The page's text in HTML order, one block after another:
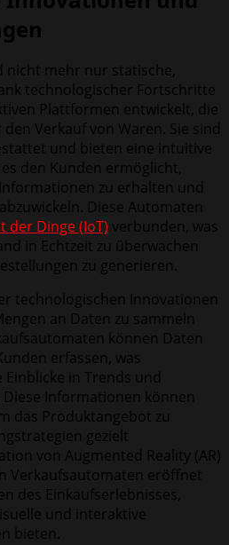
nicht mehr nur statische,
technologischer Fortschritte
Plattformen entwickelt, die
Verkauf von Waren. Sie sind
und bieten eine intuitive
den Kunden ermöglicht,
zu erhalten und
Diese Automaten
der Dinge (IoT) verbunden, was
in Echtzeit zu überwachen
zu generieren.
technologischen Innovationen
an Daten zu sammeln
können Daten
erfassen, was
in Trends und
Informationen können
das Produktangebot zu
gezielt
von Augmented Reality (AR)
Verkaufsautomaten eröffnet
des Einkaufserlebnisses,
und interaktive
bieten.